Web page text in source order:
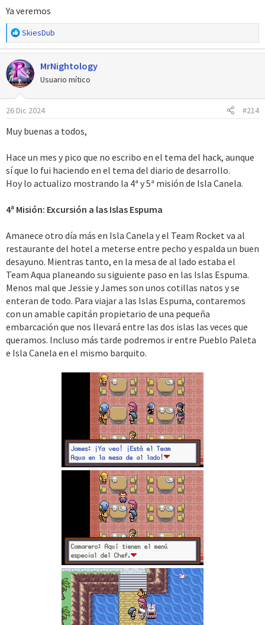
Ya veremos
R
e
a
c
c
i
o
n
s
SkiesDub
MrNightology
Usuario mítico
26 Dic 2024 #214
Muy buenas a todos,
Hace un mes y pico que no escribo en el tema del hack, aunque
sí que lo fui haciendo en el tema del diario de desarrollo.
Hoy lo actualizo mostrando la 4ª y 5ª misión de Isla Canela.
4ª Misión: Excursión a las Islas Espuma
Amanece otro día más en Isla Canela y el Team Rocket va al
restaurante del hotel a meterse entre pecho y espalda un buen
desayuno. Mientras tanto, en la mesa de al lado estaba el
Team Aqua planeando su siguiente paso en las Islas Espuma.
Menos mal que Jessie y James son unos cotillas natos y se
enteran de todo. Para viajar a las Islas Espuma, contaremos
con un amable capitán propietario de una pequeña
embarcación que nos llevará entre las dos islas las veces que
queramos. Incluso más tarde podremos ir entre Pueblo Paleta
e Isla Canela en el mismo barquito.